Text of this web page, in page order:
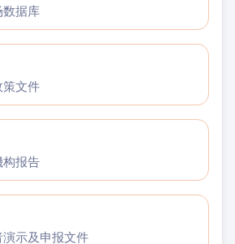
数据库
策文件
构报告
示及申报文件